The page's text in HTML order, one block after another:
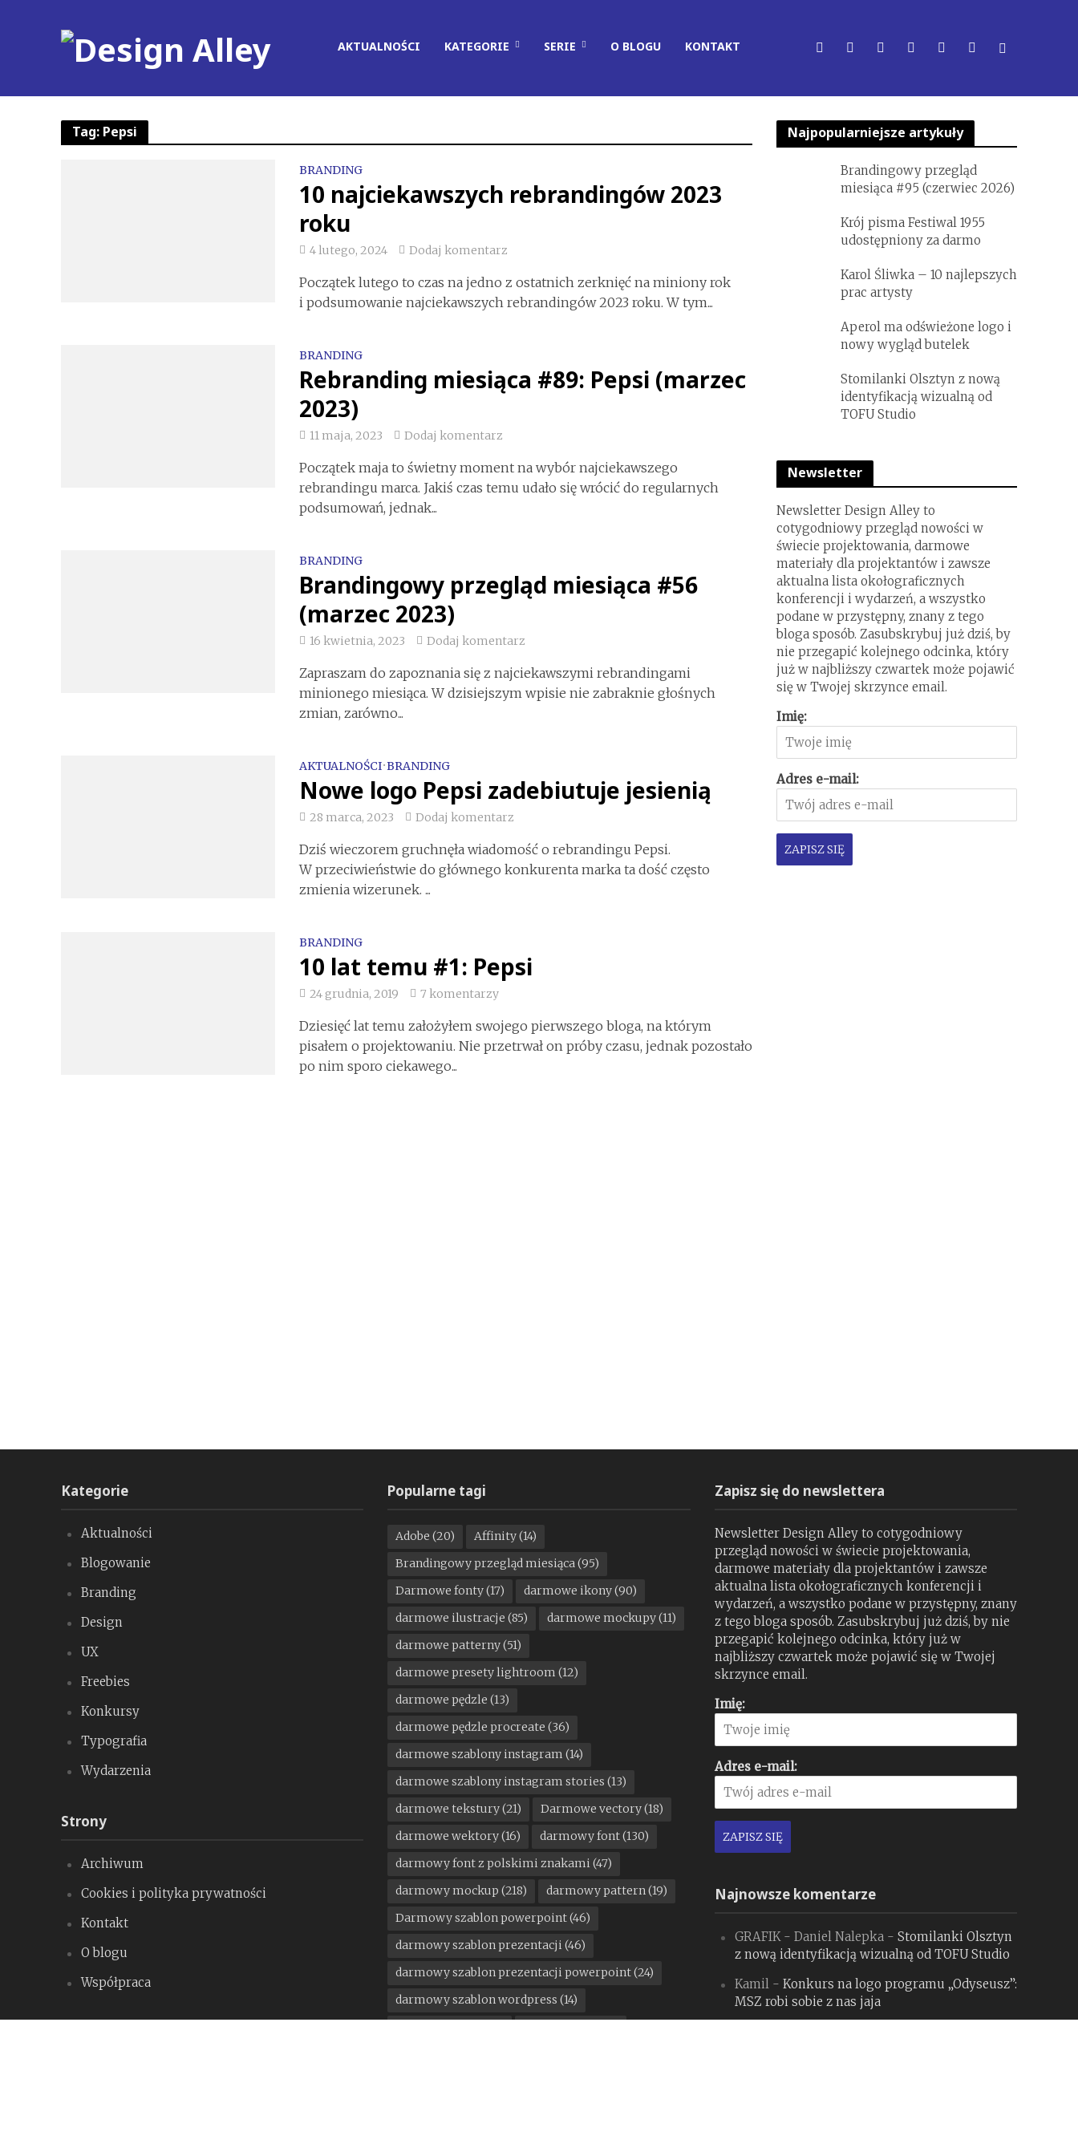
AKTUALNOŚCI KATEGORIE SERIE O BLOGU KONTAKT
Tag: Pepsi
BRANDING
10 najciekawszych rebrandingów 2023
roku
4 lutego, 2024 Dodaj komentarz
Początek lutego to czas na jedno z ostatnich zerknięć na miniony rok
i podsumowanie najciekawszych rebrandingów 2023 roku. W tym...
BRANDING
Rebranding miesiąca #89: Pepsi (marzec
2023)
11 maja, 2023 Dodaj komentarz
Początek maja to świetny moment na wybór najciekawszego
rebrandingu marca. Jakiś czas temu udało się wrócić do regularnych
podsumowań, jednak...
BRANDING
Brandingowy przegląd miesiąca #56
(marzec 2023)
16 kwietnia, 2023 Dodaj komentarz
Zapraszam do zapoznania się z najciekawszymi rebrandingami
minionego miesiąca. W dzisiejszym wpisie nie zabraknie głośnych
zmian, zarówno...
AKTUALNOŚCI•BRANDING
Nowe logo Pepsi zadebiutuje jesienią
28 marca, 2023 Dodaj komentarz
Dziś wieczorem gruchnęła wiadomość o rebrandingu Pepsi.
W przeciwieństwie do głównego konkurenta marka ta dość często
zmienia wizerunek. ...
BRANDING
10 lat temu #1: Pepsi
24 grudnia, 2019 7 komentarzy
Dziesięć lat temu założyłem swojego pierwszego bloga, na którym
pisałem o projektowaniu. Nie przetrwał on próby czasu, jednak pozostało
po nim sporo ciekawego...
Najpopularniejsze artykuły
Brandingowy przegląd
miesiąca #95 (czerwiec 2026)
Krój pisma Festiwal 1955
udostępniony za darmo
Karol Śliwka – 10 najlepszych
prac artysty
Aperol ma odświeżone logo i
nowy wygląd butelek
Stomilanki Olsztyn z nową
identyfikacją wizualną od
TOFU Studio
Newsletter
Newsletter Design Alley to
cotygodniowy przegląd nowości w
świecie projektowania, darmowe
materiały dla projektantów i zawsze
aktualna lista okołograficznych
konferencji i wydarzeń, a wszystko
podane w przystępny, znany z tego
bloga sposób. Zasubskrybuj już dziś, by
nie przegapić kolejnego odcinka, który
już w najbliższy czwartek może pojawić
się w Twojej skrzynce email.
Imię:
Adres e-mail:
Kategorie
Aktualności
Blogowanie
Branding
Design
UX
Freebies
Konkursy
Typografia
Wydarzenia
Strony
Archiwum
Cookies i polityka prywatności
Kontakt
O blogu
Współpraca
Popularne tagi
Adobe (20) Affinity(14)
Brandingowy przegląd miesiąca(95)
Darmowe fonty(17) darmowe ikony(90)
darmowe ilustracje (85) darmowe mockupy(11)
darmowe patterny(51)
darmowe presety lightroom (12)
darmowe pędzle (13)
darmowe pędzle procreate (36)
darmowe szablony instagram (14)
darmowe szablony instagram stories (13)
darmowe tekstury(21) Darmowe vectory(18)
darmowe wektory(16) darmowy font(130)
darmowy font z polskimi znakami(47)
darmowy mockup (218) darmowy pattern(19)
Darmowy szablon powerpoint(46)
darmowy szablon prezentacji(46)
darmowy szablon prezentacji powerpoint(24)
darmowy szablon wordpress (14)
Zapisz się do newslettera
Newsletter Design Alley to cotygodniowy
przegląd nowości w świecie projektowania,
darmowe materiały dla projektantów i zawsze
aktualna lista okołograficznych konferencji i
wydarzeń, a wszystko podane w przystępny, znany
z tego bloga sposób. Zasubskrybuj już dziś, by nie
przegapić kolejnego odcinka, który już w
najbliższy czwartek może pojawić się w Twojej
skrzynce email.
Imię:
Adres e-mail:
Najnowsze komentarze
GRAFIK - Daniel Nalepka- Stomilanki Olsztyn
z nową identyfikacją wizualną od TOFU Studio
Kamil- Konkurs na logo programu „Odyseusz”:
MSZ robi sobie z nas jaja